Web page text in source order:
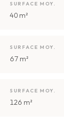
SURFACE MOY.
40 m²
SURFACE MOY.
67 m²
SURFACE MOY.
126 m²